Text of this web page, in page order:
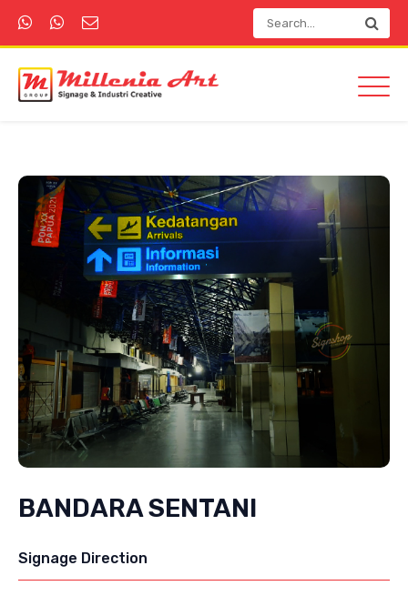
BANDARA SENTANI
Signage Direction